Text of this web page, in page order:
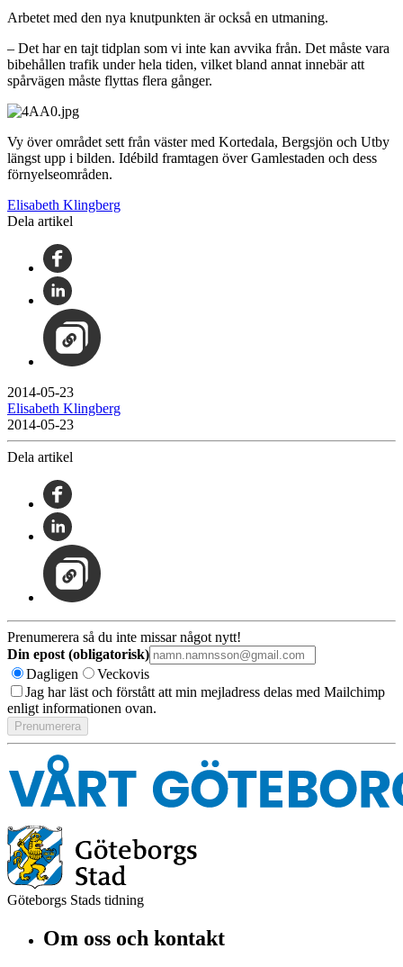
Arbetet med den nya knutpunkten är också en utmaning.
– Det har en tajt tidplan som vi inte kan avvika från. Det måste vara
bibehållen trafik under hela tiden, vilket bland annat innebär att
spårvägen måste flyttas flera gånger.
Vy över området sett från väster med Kortedala, Bergsjön och Utby
längst upp i bilden. Idébild framtagen över Gamlestaden och dess
förnyelseområden.
Elisabeth Klingberg
Dela artikel
2014-05-23
Elisabeth Klingberg
2014-05-23
Dela artikel
Prenumerera så du inte missar något nytt!
Din epost (obligatorisk)
Dagligen
Veckovis
Jag har läst och förstått att min mejladress delas med Mailchimp
enligt informationen ovan.
Göteborgs Stads tidning
Om oss och kontakt